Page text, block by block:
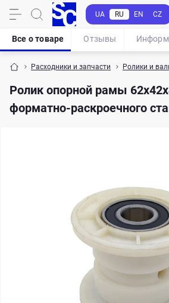
UA RU EN CZ
Расходники и запчасти Ролики и
Ролик опорной рамы
форматно-раскроечного
Все о товаре Отзывы